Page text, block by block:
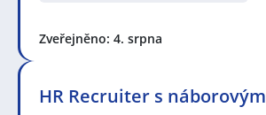
Zveřejněno: 4. srpna
HR Recruiter s náborovým